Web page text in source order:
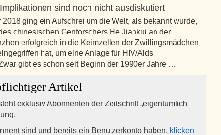
sind noch nicht ausdiskutiert
2018 ging ein Aufschrei um die Welt, als bekannt wurde,
chinesischen Genforschers He Jiankui an der
erfolgreich in die Keimzellen der Zwillingsmädchen
hat, um eine Anlage für HIV/Aids
gibt es schon seit Beginn der 1990er Jahre …
Artikel
exklusiv Abonnenten der Zeitschrift „eigentümlich
sind und bereits ein Benutzerkonto haben, klicken